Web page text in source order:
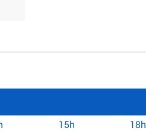
15h 18h